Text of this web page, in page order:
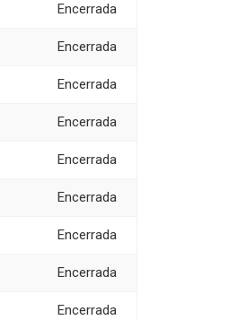
Encerrada
Encerrada
Encerrada
Encerrada
Encerrada
Encerrada
Encerrada
Encerrada
Encerrada